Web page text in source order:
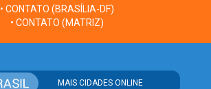
• CONTATO (BRASÍLIA-DF)
• CONTATO (MATRIZ)
MAIS CIDADES ONLINE